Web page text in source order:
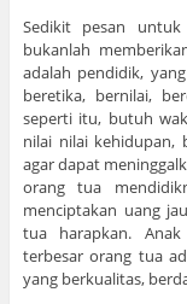
Sedikit pesan
bukanlah
adalah pendidik,
beretika, bernilai,
seperti itu, butuh
nilai nilai kehidupan,
agar dapat
orang tua
menciptakan uang
tua harapkan.
terbesar orang tua
yang berkualitas,